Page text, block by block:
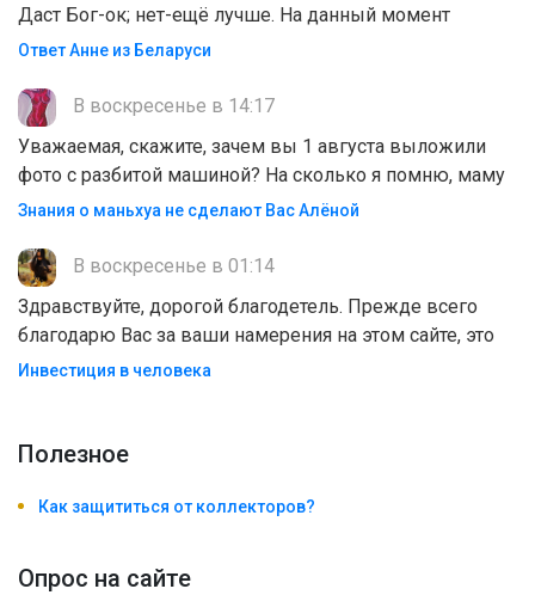
Даст Бог-ок; нет-ещё лучше. На данный момент
Ответ Анне из Беларуси
В воскресенье в 14:17
Уважаемая, скажите, зачем вы 1 августа выложили
фото с разбитой машиной? На сколько я помню, маму
Знания о маньхуа не сделают Вас Алëной
В воскресенье в 01:14
Здравствуйте, дорогой благодетель. Прежде всего
благодарю Вас за ваши намерения на этом сайте, это
Инвестиция в человека
Полезноe
Как защититься от коллекторов?
Опрос на сайте